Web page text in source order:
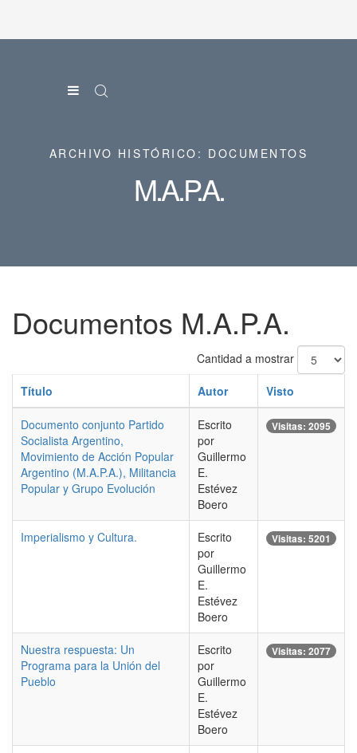
ARCHIVO HISTÓRICO: DOCUMENTOS
M.A.P.A.
Documentos M.A.P.A.
Cantidad a mostrar
Título Autor Visto
Documento conjunto Partido
Socialista Argentino,
Movimiento de Acción Popular
Argentino (M.A.P.A.), Militancia
Popular y Grupo Evolución
Escrito
por
Guillermo
E.
Estévez
Boero
Visitas: 2095
Imperialismo y Cultura.
Escrito
por
Guillermo
E.
Estévez
Boero
Visitas: 5201
Nuestra respuesta: Un
Programa para la Unión del
Pueblo
Escrito
por
Guillermo
E.
Estévez
Boero
Visitas: 2077